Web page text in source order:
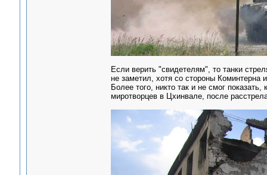
Если верить "свидетелям", то танки
не заметил, хотя со стороны Коминтерна
Более того, никто так и не смог
миротворцев в Цхинвале, после